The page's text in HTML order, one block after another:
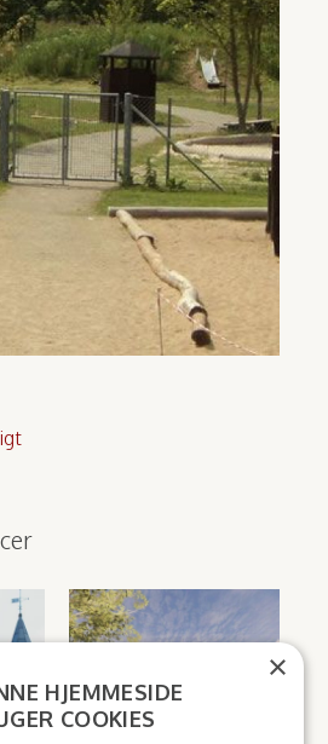
×
HJEMMESIDE
COOKIES